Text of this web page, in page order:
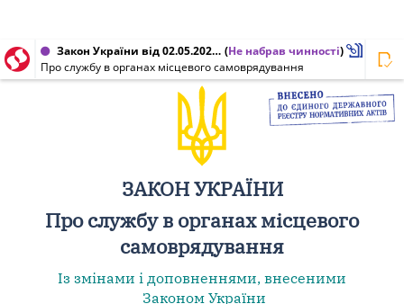
Закон України від 02.05.2023 № 3077-IX (Не набрав чинності)
Про службу в органах місцевого самоврядування